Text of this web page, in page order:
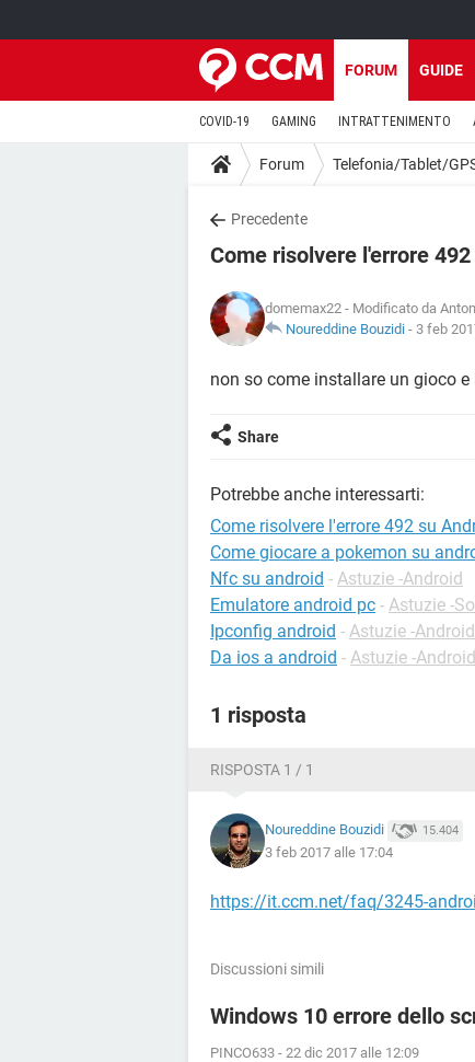
FORUM GUIDE
COVID-19 GAMING INTRATTENIMENTO
Forum Telefonia/Tablet/
Precedente
Come risolvere l'errore
domemax22 - Modificato da
Noureddine Bouzidi - 3 feb
non so come installare un gioco e
Share
Potrebbe anche interessarti:
Come risolvere l'errore 492 su
Come giocare a pokemon su
Nfc su android - Astuzie -Android
Emulatore android pc - Astuzie -
Ipconfig android - Astuzie -Android
Da ios a android - Astuzie -Android
1 risposta
RISPOSTA 1 / 1
Noureddine Bouzidi 15.404
3 feb 2017 alle 17:04
https://it.ccm.net/faq/3245-
Discussioni simili
Windows 10 errore dello
PINCO633 - 22 dic 2017 alle 12:09